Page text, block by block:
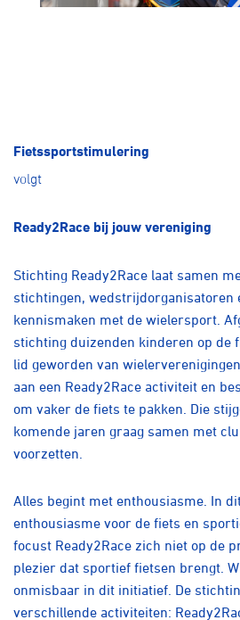
Fietssportstimulering
volgt
Ready2Race bij jouw vereniging
Stichting Ready2Race laat samen
stichtingen, wedstrijdorganisatoren
kennismaken met de wielersport.
stichting duizenden kinderen op de
lid geworden van
aan een Ready2Race activiteit en
om vaker de fiets te pakken. Die
komende jaren graag samen met
voorzetten.
Alles begint met enthousiasme. In
enthousiasme voor de fiets en
focust Ready2Race zich niet op de
plezier dat sportief fietsen brengt.
onmisbaar in dit initiatief. De
verschillende activiteiten: